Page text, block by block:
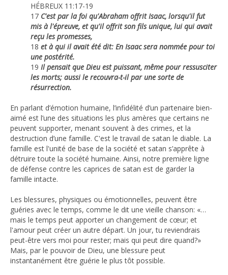
HÉBREUX 11:17-19
17 C'est par la foi qu'Abraham offrit Isaac, lorsqu'il fut
mis à l'épreuve, et qu'il offrit son fils unique, lui qui avait
reçu les promesses,
18 et à qui il avait été dit: En Isaac sera nommée pour toi
une postérité.
19 Il pensait que Dieu est puissant, même pour ressusciter
les morts; aussi le recouvra-t-il par une sorte de
résurrection.
En parlant d’émotion humaine, l’infidélité d’un partenaire bien-
aimé est l’une des situations les plus amères que certains ne
peuvent supporter, menant souvent à des crimes, et la
destruction d’une famille. C'est le travail de satan le diable. La
famille est l'unité de base de la société et satan s’apprête à
détruire toute la société humaine. Ainsi, notre première ligne
de défense contre les caprices de satan est de garder la
famille intacte.
Les blessures, physiques ou émotionnelles, peuvent être
guéries avec le temps, comme le dit une vieille chanson: «…
mais le temps peut apporter un changement de cœur; et
l'amour peut créer un autre départ. Un jour, tu reviendrais
peut-être vers moi pour rester; mais qui peut dire quand?»
Mais, par le pouvoir de Dieu, une blessure peut
instantanément être guérie le plus tôt possible.